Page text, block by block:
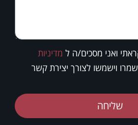
ואני מסכים/ה ל מדיניות
וישמשו לצורך יצירת קשר
שליחה